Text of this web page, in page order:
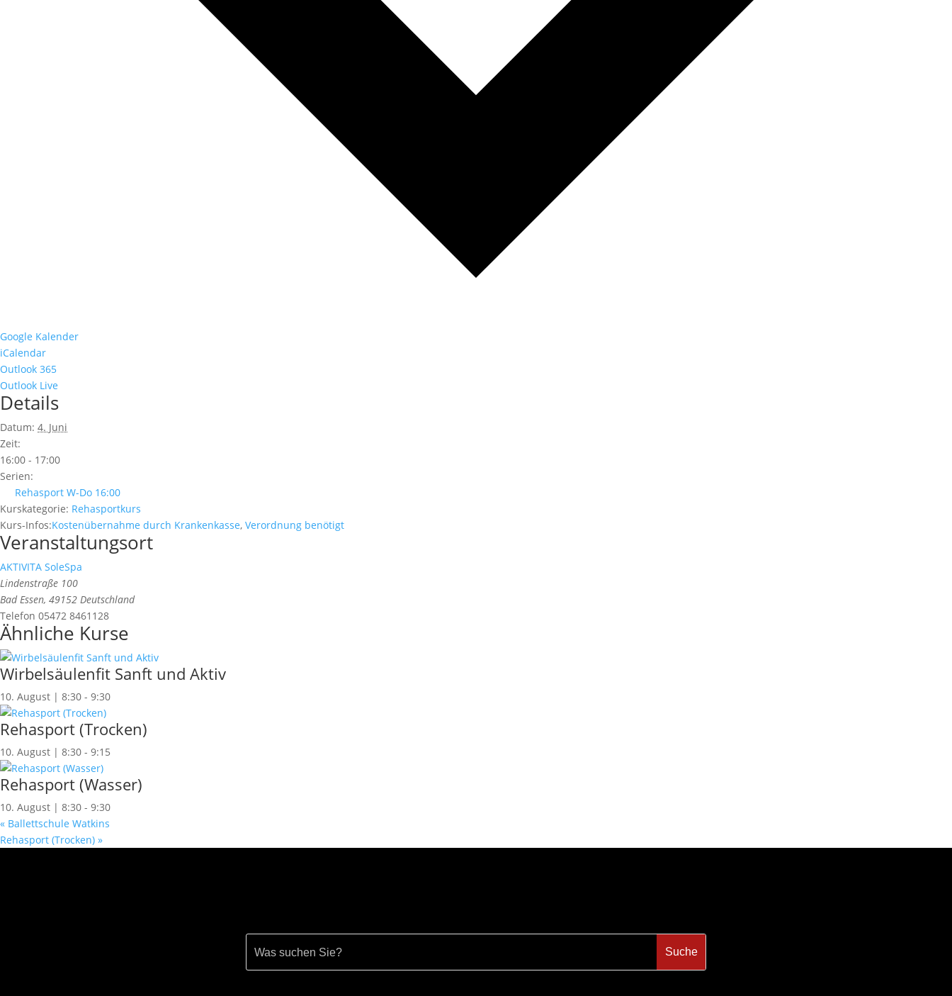
Google Kalender
iCalendar
Outlook 365
Outlook Live
Details
Datum: 4. Juni
Zeit:
16:00 - 17:00
Serien:
Rehasport W-Do 16:00
Kurskategorie: Rehasportkurs
Kurs-Infos:Kostenübernahme durch Krankenkasse, Verordnung benötigt
Veranstaltungsort
AKTIVITA SoleSpa
Lindenstraße 100
Bad Essen, 49152 Deutschland
Telefon 05472 8461128
Ähnliche Kurse
Wirbelsäulenfit Sanft und Aktiv
10. August | 8:30 - 9:30
Rehasport (Trocken)
10. August | 8:30 - 9:15
Rehasport (Wasser)
10. August | 8:30 - 9:30
« Ballettschule Watkins
Rehasport (Trocken) »